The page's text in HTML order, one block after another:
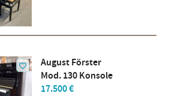
August Förster
Mod. 130 Konsole
17.500 €